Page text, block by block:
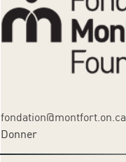
fondation@montfort.on.ca
Donner